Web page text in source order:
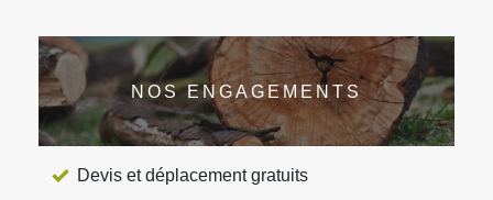
NOS ENGAGEMENTS
Devis et déplacement gratuits